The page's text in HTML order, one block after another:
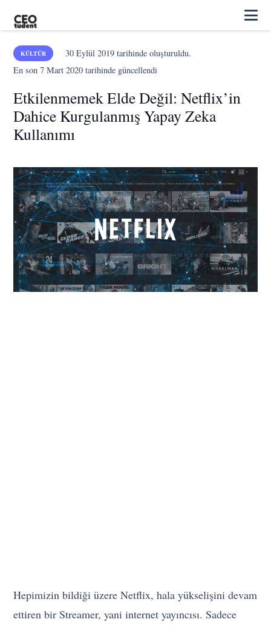
KÜLTÜR 30 Eylül 2019tarihinde oluşturuldu.
En son7 Mart 2020 tarihinde güncellendi
Etkilenmemek Elde Değil: Netflix’in
Dahice Kurgulanmış Yapay Zeka
Kullanımı
Hepimizin bildiği üzere Netflix, hala yükselişini devam
ettiren bir Streamer, yani internet yayıncısı. Sadece